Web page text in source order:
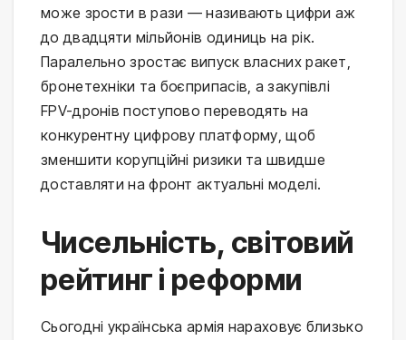
може зрости в рази — називають цифри аж
до двадцяти мільйонів одиниць на рік.
Паралельно зростає випуск власних ракет,
бронетехніки та боєприпасів, а закупівлі
FPV-дронів поступово переводять на
конкурентну цифрову платформу, щоб
зменшити корупційні ризики та швидше
доставляти на фронт актуальні моделі.
Чисельність, світовий
рейтинг і реформи
Сьогодні українська армія нараховує близько